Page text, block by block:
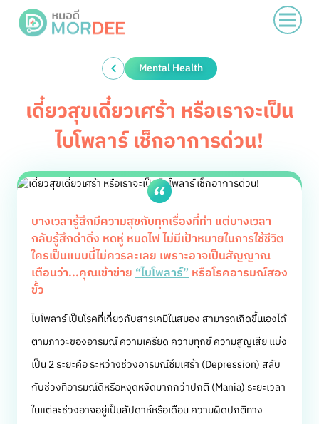
Mental Health
เดี๋ยวสุขเดี๋ยวเศร้า หรือเราจะเป็น
ไบโพลาร์ เช็กอาการด่วน!
บางเวลารู้สึกมีความสุขกับทุกเรื่องที่ทำ แต่บางเวลา
กลับรู้สึกดำดิ่ง หดหู่ หมดไฟ ไม่มีเป้าหมายในการใช้ชีวิต
ใครเป็นแบบนี้ไม่ควรละเลย เพราะอาจเป็นสัญญาณ
เตือนว่า...คุณเข้าข่าย“ไบโพลาร์”หรือโรคอารมณ์สอง
ขั้ว
ไบโพลาร์ เป็นโรคที่เกี่ยวกับสารเคมีในสมอง สามารถเกิดขึ้นเองได้
ตามภาวะของอารมณ์ ความเครียด ความทุกข์ ความสูญเสีย แบ่ง
เป็น 2 ระยะคือ ระหว่างช่วงอารมณ์ซึมเศร้า (Depression) สลับ
กับช่วงที่อารมณ์ดีหรือหงุดหงิดมากกว่าปกติ (Mania) ระยะเวลา
ในแต่ละช่วงอาจอยู่เป็นสัปดาห์หรือเดือน ความผิดปกติทาง